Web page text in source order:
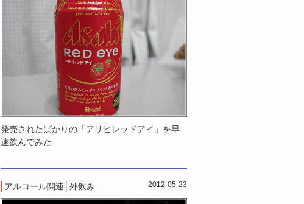
発売されたばかりの「アサヒレッドアイ」を早
速飲んでみた
アルコール関連 外飲み 2012-05-23